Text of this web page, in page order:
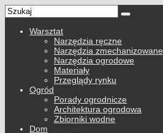
Warsztat
Narzędzia ręczne
Narzędzia zmechanizowane
Narzędzia ogrodowe
Materiały
Przeglądy rynku
Ogród
Porady ogrodnicze
Architektura ogrodowa
Zbiorniki wodne
Dom